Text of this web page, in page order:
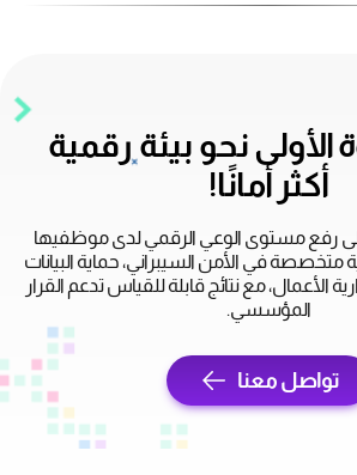
الأولى نحو بيئة رقمية
أكثر أمانًا!
رفع مستوى الوعي الرقمي لدى موظفيها
في الأمن السيبراني، حماية البيانات
الأعمال، مع نتائج قابلة للقياس تدعم القرار
المؤسسي.
تواصل معنا